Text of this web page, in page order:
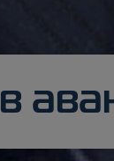
в